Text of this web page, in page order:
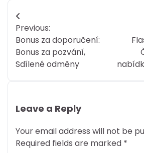
Post
navigation
Previous:
Bonus za doporučení:
Bonus za pozvání,
Sdílené odměny
Leave a Reply
Your email address will not be
Required fields are marked *